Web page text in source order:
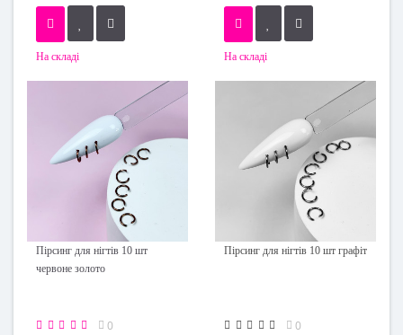
На складі На складі
Пірсинг для нігтів 10 шт
червоне золото
0
Пірсинг для нігтів 10 шт графіт
0